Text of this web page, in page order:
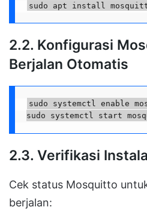
sudo apt install
2.2. Konfigurasi
Berjalan Otomatis
sudo systemctl enable
sudo systemctl start
2.3. Verifikasi
Cek status Mosquitto
berjalan: